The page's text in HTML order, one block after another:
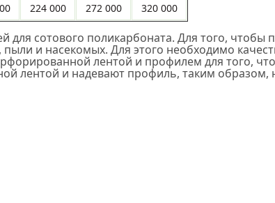
224 000 272 000 320 000
сотового поликарбоната. Для того, чтобы
и насекомых. Для этого необходимо
лентой и профилем для того,
лентой и надевают профиль, таким образом,